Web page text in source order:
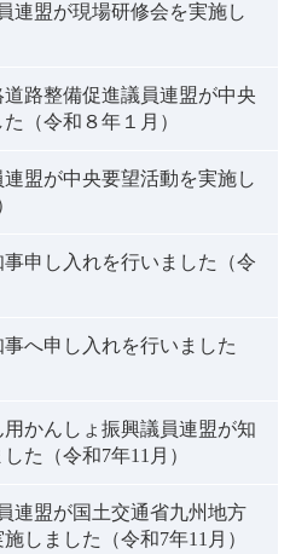
連盟が現場研修会を実施し
路整備促進議員連盟が中央
（令和８年１月）
盟が中央要望活動を実施し
申し入れを行いました（令
へ申し入れを行いました
かんしょ振興議員連盟が知
た（令和7年11月）
連盟が国土交通省九州地方
しました（令和7年11月）